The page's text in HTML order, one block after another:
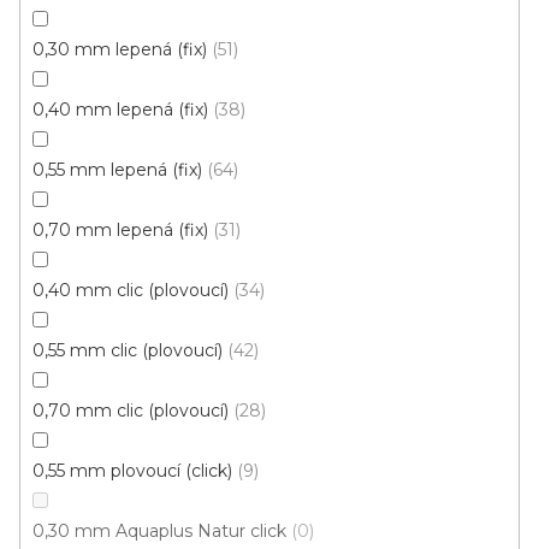
0,30 mm lepená (fix) 51
0,40 mm lepená (fix) 38
0,55 mm lepená (fix) 64
0,70 mm lepená (fix) 31
0,40 mm clic (plovoucí) 34
0,55 mm clic (plovoucí) 42
0,70 mm clic (plovoucí) 28
0,55 mm plovoucí (click) 9
0,30 mm Aquaplus Natur click 0
Vinylová podlaha ESSENCE Primary Oak Natural
U vás za 4-10 dní
od 613 Kč/ m2
cena:
Rigid click 55 (plovoucí)
Novinka
S kódem PLOTZAK sleva 15%